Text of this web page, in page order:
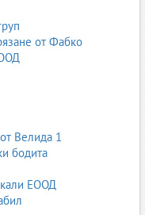
автомобилни
контролирана
мостове, халета,
Изисква мощни
предхожда боядисване,
Затова
от Фабко
Велида 1
бодита
ЕООД